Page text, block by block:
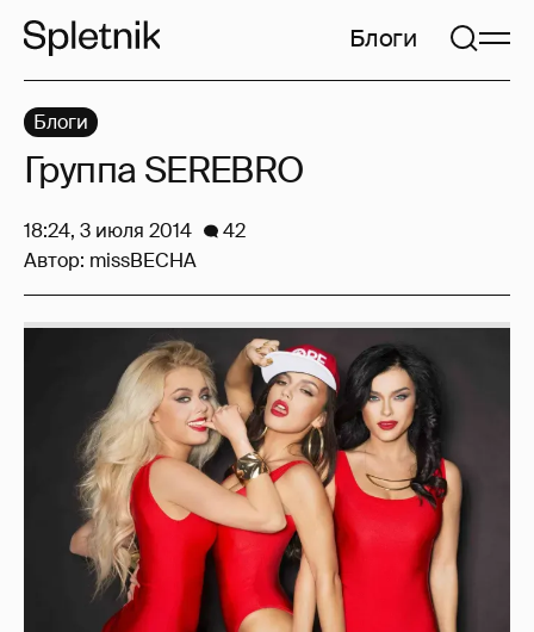
Блоги
Блоги
Группа SEREBRO
18:24, 3 июля 2014
42
Автор: missBECHA